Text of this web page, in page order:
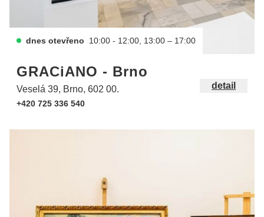
dnes otevřeno 10:00 - 12:00, 13:00 – 17:00
GRACiANO - Brno
Veselá 39, Brno, 602 00.
+420 725 336 540
detail